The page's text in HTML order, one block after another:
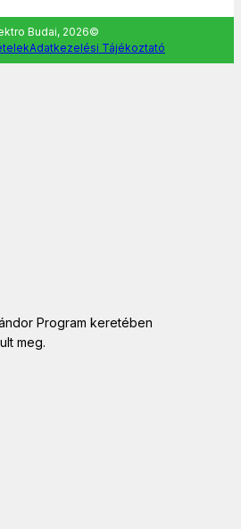
Budai, 2026©
Adatkezelési Tájékoztató
Program keretében
meg.